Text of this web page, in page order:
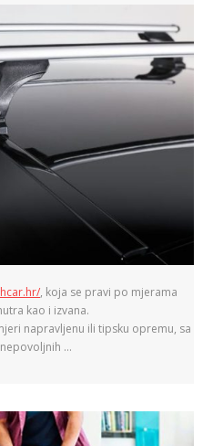
, koja se pravi po mjerama
kao i izvana.
napravljenu ili tipsku opremu, sa
…